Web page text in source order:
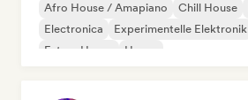
Afro House / Amapiano Chill House
Electronica
Experimentelle Elektronik
Future House
House